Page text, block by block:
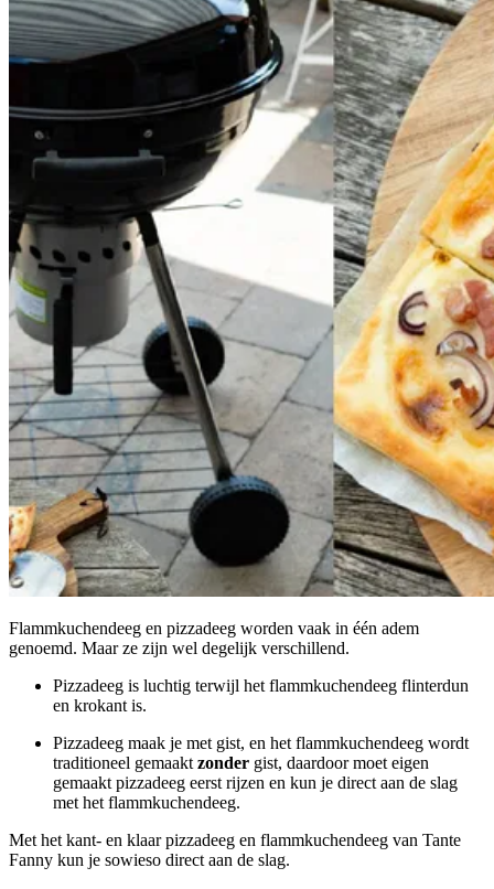
Flammkuchendeeg en pizzadeeg worden vaak in één adem
genoemd. Maar ze zijn wel degelijk verschillend.
Pizzadeeg is luchtig terwijl het flammkuchendeeg flinterdun
en krokant is.
Pizzadeeg maak je met gist, en het flammkuchendeeg wordt
traditioneel gemaakt zonder gist, daardoor moet eigen
gemaakt pizzadeeg eerst rijzen en kun je direct aan de slag
met het flammkuchendeeg.
Met het kant- en klaar pizzadeeg en flammkuchendeeg van Tante
Fanny kun je sowieso direct aan de slag.